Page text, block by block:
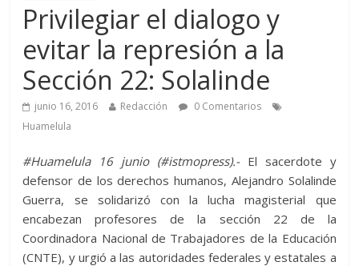
Privilegiar el dialogo y
evitar la represión a la
Sección 22: Solalinde
junio 16, 2016 Redacción
0 Comentarios
Huamelula
#Huamelula 16 junio (#istmopress).- El sacerdote y
defensor de los derechos humanos, Alejandro Solalinde
Guerra, se solidarizó con la lucha magisterial que
encabezan profesores de la sección 22 de la
Coordinadora Nacional de Trabajadores de la Educación
(CNTE), y urgió a las autoridades federales y estatales a